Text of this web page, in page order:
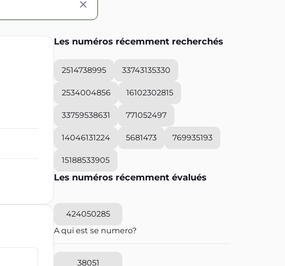
Les numéros récemment recherchés
2514738995 33743135330
2534004856 16102302815
33759538631 771052497
14046131224 5681473 769935193
15188533905
Les numéros récemment évalués
424050285
A qui est se numero?
38051